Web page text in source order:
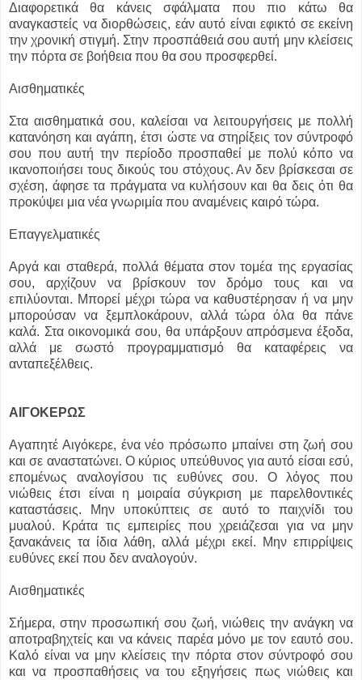
Διαφορετικά θα κάνεις σφάλματα που πιο κάτω θα
αναγκαστείς να διορθώσεις, εάν αυτό είναι εφικτό σε εκείνη
την χρονική στιγμή. Στην προσπάθειά σου αυτή μην κλείσεις
την πόρτα σε βοήθεια που θα σου προσφερθεί.
Αισθηματικές
Στα αισθηματικά σου, καλείσαι να λειτουργήσεις με πολλή
κατανόηση και αγάπη, έτσι ώστε να στηρίξεις τον σύντροφό
σου που αυτή την περίοδο προσπαθεί με πολύ κόπο να
ικανοποιήσει τους δικούς του στόχους. Αν δεν βρίσκεσαι σε
σχέση, άφησε τα πράγματα να κυλήσουν και θα δεις ότι θα
προκύψει μια νέα γνωριμία που αναμένεις καιρό τώρα.
Επαγγελματικές
Αργά και σταθερά, πολλά θέματα στον τομέα της εργασίας
σου, αρχίζουν να βρίσκουν τον δρόμο τους και να
επιλύονται. Μπορεί μέχρι τώρα να καθυστέρησαν ή να μην
μπορούσαν να ξεμπλοκάρουν, αλλά τώρα όλα θα πάνε
καλά. Στα οικονομικά σου, θα υπάρξουν απρόσμενα έξοδα,
αλλά με σωστό προγραμματισμό θα καταφέρεις να
ανταπεξέλθεις.
ΑΙΓΟΚΕΡΩΣ
Αγαπητέ Αιγόκερε, ένα νέο πρόσωπο μπαίνει στη ζωή σου
και σε αναστατώνει. Ο κύριος υπεύθυνος για αυτό είσαι εσύ,
επομένως αναλογίσου τις ευθύνες σου. Ο λόγος που
νιώθεις έτσι είναι η μοιραία σύγκριση με παρελθοντικές
καταστάσεις. Μην υποκύπτεις σε αυτό το παιχνίδι του
μυαλού. Κράτα τις εμπειρίες που χρειάζεσαι για να μην
ξανακάνεις τα ίδια λάθη, αλλά μέχρι εκεί. Μην επιρρίψεις
ευθύνες εκεί που δεν αναλογούν.
Αισθηματικές
Σήμερα, στην προσωπική σου ζωή, νιώθεις την ανάγκη να
αποτραβηχτείς και να κάνεις παρέα μόνο με τον εαυτό σου.
Καλό είναι να μην κλείσεις την πόρτα στον σύντροφό σου
και να προσπαθήσεις να του εξηγήσεις πως νιώθεις και